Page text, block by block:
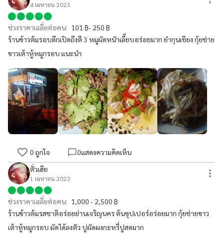
4 เมษายน 2023
ช่วงราคาเฉลี่ยต่อคน: 101 ฿- 250 ฿
ร้านข้าวต้มรอบดึกเปิดถึงตี 3 หมูผัดหนัาเลี๊ยบอร่อยมาก ยำกุนเชียง กุ้ยช่าย
ขาวเต้าหู้หมูกรอบ แนะนำ
0 ถูกใจ 0แสดงความคิดเห็น
ตั่วเฮีย
1 เมษายน 2023
ช่วงราคาเฉลี่ยต่อคน: 1,000 - 2,500 ฿
ร้านข้าวต้มรสชาติอร่อยย่านเจริญนคร ต้นซุปเปอร์อร่อยมาก กุ้ยช่ายขาว
เต้าหู้หมูกรอบ ผัดได้ลงตัว ปูผัดผงกะหรี่ปูสดมาก